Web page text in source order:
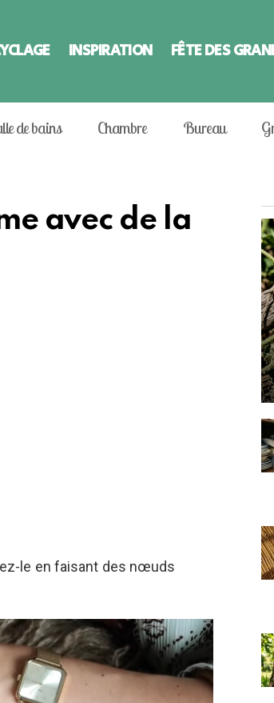
INSPIRATION FÊTE DES
de bains Chambre Bureau
avec de la
le en faisant des nœuds